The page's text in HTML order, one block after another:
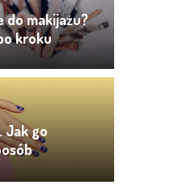
do makijażu?
kroku
Jak go